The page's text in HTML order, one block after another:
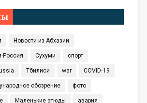
Новости из Абхазии
Россия Сухуми спорт
Тбилиси war COVID‑19
обозрение фото
Маленькие этюды авария